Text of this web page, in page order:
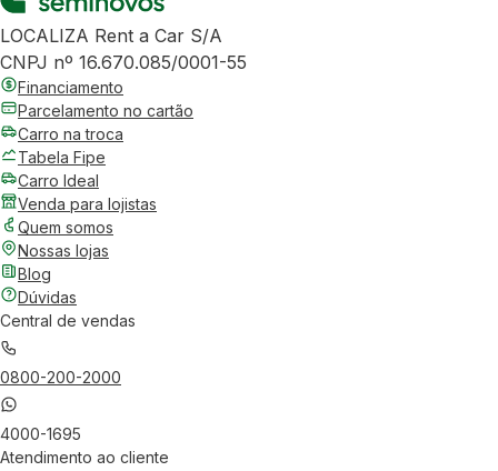
LOCALIZA Rent a Car S/A
CNPJ nº 16.670.085/0001-55
Financiamento
Parcelamento no cartão
Carro na troca
Tabela Fipe
Carro Ideal
Venda para lojistas
Quem somos
Nossas lojas
Blog
Dúvidas
Central de vendas
0800-200-2000
4000-1695
Atendimento ao cliente